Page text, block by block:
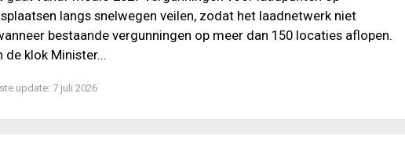
langs snelwegen veilen, zodat het laadnetwerk niet
bestaande vergunningen op meer dan 150 locaties aflopen.
de klok Minister...
update: 7 juli 2026